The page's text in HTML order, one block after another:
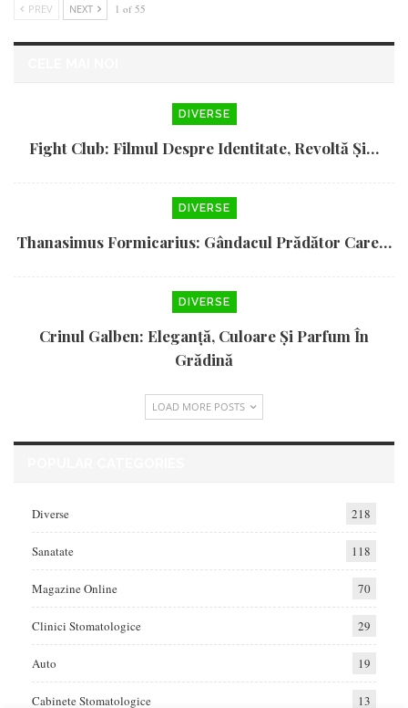
PREV NEXT 1 of 55
DIVERSE
Fight Club: Filmul Despre Identitate, Revoltă Și…
DIVERSE
Thanasimus Formicarius: Gândacul Prădător Care…
DIVERSE
Crinul Galben: Eleganță, Culoare Și Parfum În
Grădină
LOAD MORE POSTS
Diverse 218
Sanatate 118
Magazine Online 70
Clinici Stomatologice 29
Auto 19
Cabinete Stomatologice 13